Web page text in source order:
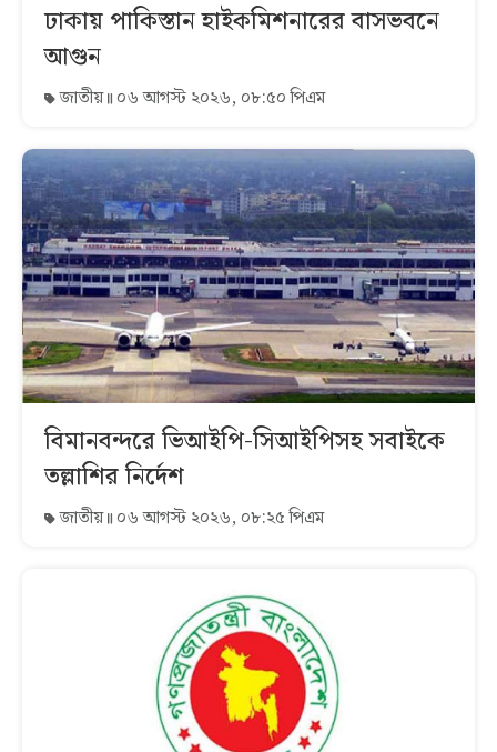
ঢাকায় পাকিস্তান হাইকমিশনারের বাসভবনে
আগুন
জাতীয় ০৬ আগস্ট ২০২৬, ০৮:৫০ পিএম
বিমানবন্দরে ভিআইপি-সিআইপিসহ সবাইকে
তল্লাশির নির্দেশ
জাতীয় ০৬ আগস্ট ২০২৬, ০৮:২৫ পিএম